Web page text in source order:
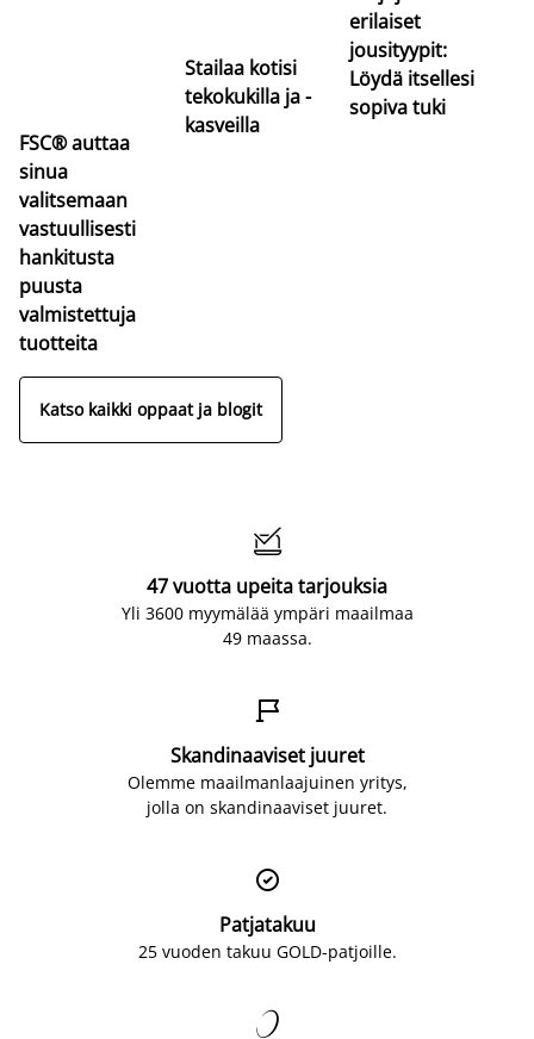
FSC® auttaa
sinua
valitsemaan
vastuullisesti
hankitusta
puusta
valmistettuja
tuotteita
Stailaa kotisi
tekokukilla ja -
kasveilla
erilaiset
jousityypit:
Löydä itsellesi
sopiva tuki
Katso kaikki oppaat ja blogit

47 vuotta upeita tarjouksia
Yli 3600 myymälää ympäri maailmaa
49 maassa.

Skandinaaviset juuret
Olemme maailmanlaajuinen yritys,
jolla on skandinaaviset juuret.

Patjatakuu
25 vuoden takuu GOLD-patjoille.
